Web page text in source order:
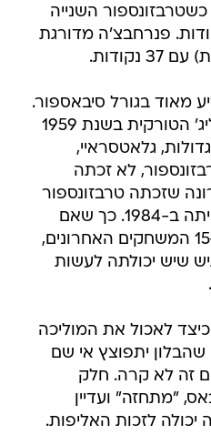
מחזורים, כשטרבזונספור השנייה
פנרחבצ'ה מדורגת
מאוד בגורל סיבאספור.
מאז היווסדה של ה'סופרליג' הטורקית בשנת 1959
גלאטסראיי,
לא זכתה
שזכתה טרבזונספור
ולא קבוצה מאיסטנבול הייתה ב-1984. כך שאם
סיבאס, לה הפסד אחד ב-15 המשחקים האחרונים,
שיש יכולתה לעשות
לאכול את המוליכה
שהבלון יתפוצץ אי שם
זה לא קרה. חלק
"מתחזה" ועדיין
לזכות האליפות.